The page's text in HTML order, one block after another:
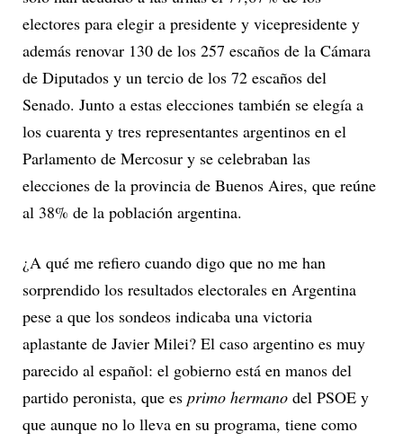
electores para elegir a presidente y vicepresidente y
además renovar 130 de los 257 escaños de la Cámara
de Diputados y un tercio de los 72 escaños del
Senado. Junto a estas elecciones también se elegía a
los cuarenta y tres representantes argentinos en el
Parlamento de Mercosur y se celebraban las
elecciones de la provincia de Buenos Aires, que reúne
al 38% de la población argentina.
¿A qué me refiero cuando digo que no me han
sorprendido los resultados electorales en Argentina
pese a que los sondeos indicaba una victoria
aplastante de Javier Milei? El caso argentino es muy
parecido al español: el gobierno está en manos del
partido peronista, que es primo hermano del PSOE y
que aunque no lo lleva en su programa, tiene como